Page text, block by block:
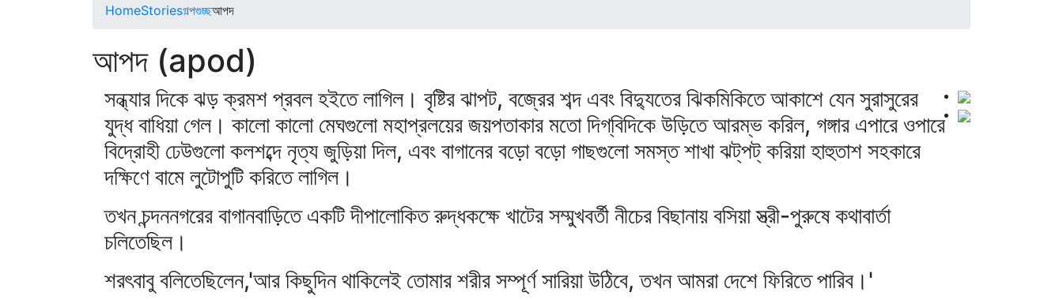
HomeStoriesগল্পগুচ্ছআপদ
আপদ (apod)
সন্ধ্যার দিকে ঝড় ক্রমশ প্রবল হইতে লাগিল। বৃষ্টির ঝাপট, বজ্রের শব্দ এবং বিদ্যুতের ঝিকমিকিতে আকাশে যেন সুরাসুরের
যুদ্ধ বাধিয়া গেল। কালো কালো মেঘগুলো মহাপ্রলয়ের জয়পতাকার মতো দিগ্‌বিদিকে উড়িতে আরম্ভ করিল, গঙ্গার এপারে ওপারে
বিদ্রোহী ঢেউগুলো কলশব্দে নৃত্য জুড়িয়া দিল, এবং বাগানের বড়ো বড়ো গাছগুলো সমস্ত শাখা ঝট্‌পট্‌ করিয়া হাহুতাশ সহকারে
দক্ষিণে বামে লুটোপুটি করিতে লাগিল।
তখন চন্দননগরের বাগানবাড়িতে একটি দীপালোকিত রুদ্ধকক্ষে খাটের সম্মুখবর্তী নীচের বিছানায় বসিয়া স্ত্রী-পুরুষে কথাবার্তা
চলিতেছিল।
শরৎবাবু বলিতেছিলেন,'আর কিছুদিন থাকিলেই তোমার শরীর সম্পূর্ণ সারিয়া উঠিবে, তখন আমরা দেশে ফিরিতে পারিব।'